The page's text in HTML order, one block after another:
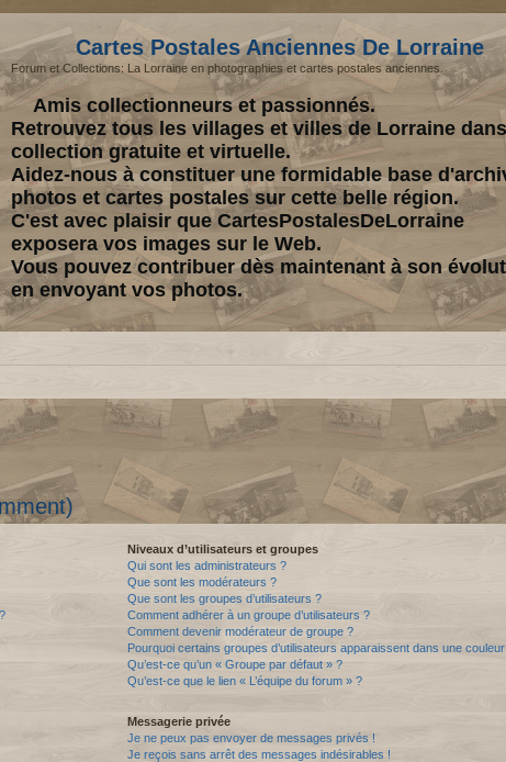
Cartes Postales Anciennes De Lorraine
Forum et Collections: La Lorraine en photographies et cartes postales anciennes.
Amis collectionneurs et passionnés.
Retrouvez tous les villages et villes de Lorraine
collection gratuite et virtuelle.
Aidez-nous à constituer une formidable base
photos et cartes postales sur cette belle région.
C'est avec plaisir que CartesPostalesDeLorraine
exposera vos images sur le Web.
Vous pouvez contribuer dès maintenant à son
en envoyant vos photos.
Niveaux d’utilisateurs et groupes
Qui sont les administrateurs ?
Que sont les modérateurs ?
Que sont les groupes d’utilisateurs ?
Comment adhérer à un groupe d’utilisateurs ?
Comment devenir modérateur de groupe ?
Pourquoi certains groupes d’utilisateurs apparaissent dans une
Qu’est-ce qu’un « Groupe par défaut » ?
Qu’est-ce que le lien « L’équipe du forum » ?
Messagerie privée
Je ne peux pas envoyer de messages privés !
Je reçois sans arrêt des messages indésirables !